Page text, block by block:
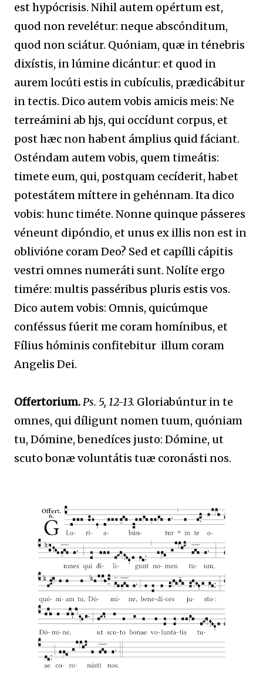
est hypócrisis. Nihil autem opértum est,
quod non revelétur: neque abscónditum,
quod non sciátur. Quóniam, quæ in ténebris
dixístis, in lúmine dicántur: et quod in
aurem locúti estis in cubículis, prædicábitur
in tectis. Dico autem vobis amicis meis: Ne
terreámini ab hjs, qui occídunt corpus, et
post hæc non habent ámplius quid fáciant.
Osténdam autem vobis, quem timeátis:
timete eum, qui, postquam cecíderit, habet
potestátem míttere in gehénnam. Ita dico
vobis: hunc timéte. Nonne quinque pásseres
véneunt dipóndio, et unus ex illis non est in
oblivióne coram Deo? Sed et capílli cápitis
vestri omnes numeráti sunt. Nolíte ergo
timére: multis passéribus pluris estis vos.
Dico autem vobis: Omnis, quicúmque
conféssus fúerit me coram homínibus, et
Fílius hóminis confitebitur illum coram
Angelis Dei.
Offertorium.Ps. 5, 12-13. Gloriabúntur in te
omnes, qui díligunt nomen tuum, quóniam
tu, Dómine, benedíces justo: Dómine, ut
scuto bonæ voluntátis tuæ coronásti nos.